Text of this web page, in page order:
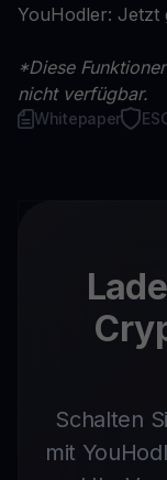
YouHodler: Jetzt
*Diese
nicht verfügbar.
Whitepaper
Schalten
mit